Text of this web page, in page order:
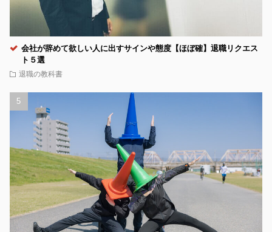
会社が辞めて欲しい人に出すサインや態度【ほぼ確】退職リクエス
ト５選
退職の教科書